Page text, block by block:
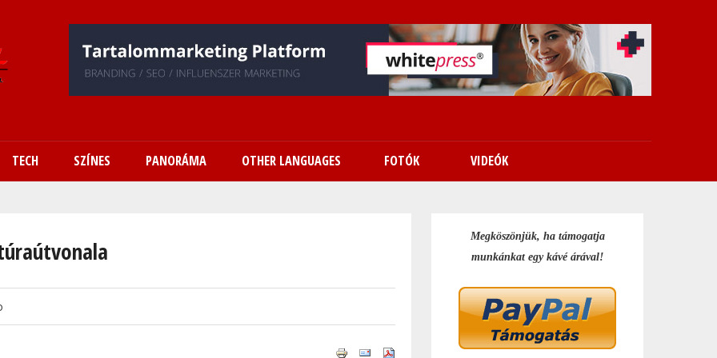
tartalomra
TECH SZÍNES PANORÁMA OTHER LANGUAGES FOTÓK VIDEÓK
Megköszönjük, ha támogatja
munkánkat egy kávé árával!